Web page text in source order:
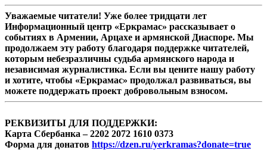
Уважаемые читатели! Уже более тридцати лет
Информационный центр «Еркрамас» рассказывает о
событиях в Армении, Арцахе и армянской Диаспоре. Мы
продолжаем эту работу благодаря поддержке читателей,
которым небезразличны судьба армянского народа и
независимая журналистика. Если вы цените нашу работу
и хотите, чтобы «Еркрамас» продолжал развиваться, вы
можете поддержать проект добровольным взносом.
РЕКВИЗИТЫ ДЛЯ ПОДДЕРЖКИ:
Карта Сбербанка – 2202 2072 1610 0373
Форма для донатов https://dzen.ru/yerkramas?donate=true